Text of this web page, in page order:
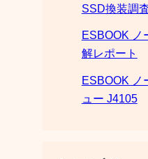
SSD換装調
ESBOOK ノ
解レポート
ESBOOK ノ
ュー J4105